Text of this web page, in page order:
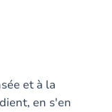
et à la
en s'en